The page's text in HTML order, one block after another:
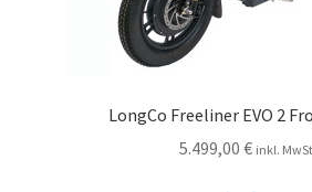
LongCo Freeliner EVO 2
5.499,00 € inkl.